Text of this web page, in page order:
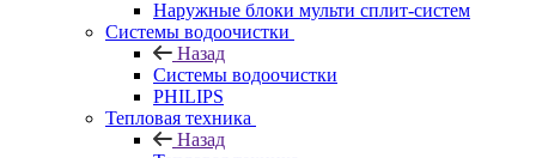
Наружные блоки мульти сплит-систем
Системы водоочистки
Назад
Системы водоочистки
PHILIPS
Тепловая техника
Назад